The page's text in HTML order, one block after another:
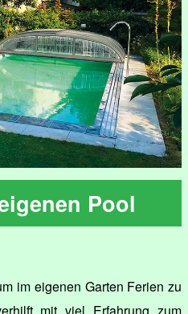
Pool
im eigenen Garten Ferien zu
mit viel Erfahrung zum